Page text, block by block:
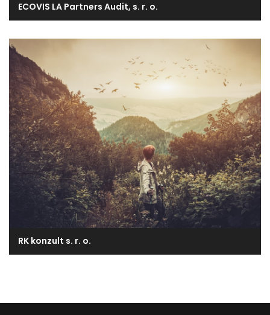
ECOVIS LA Partners Audit, s. r. o.
RK konzult s. r. o.